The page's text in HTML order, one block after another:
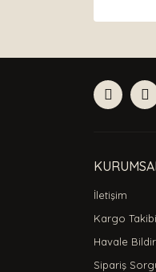
Bu
İletişim
Kargo Takibi
Havale
Sipariş